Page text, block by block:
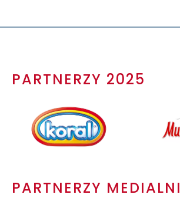
PARTNERZY 2025
PARTNERZY